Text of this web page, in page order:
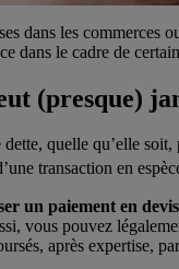
dans les
dans le cadre de
(presque)
quelle qu’elle
transaction en
un paiement en
vous pouvez
après expertise,